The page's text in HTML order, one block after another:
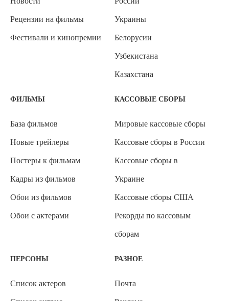
Рецензии на фильмы
Фестивали и кинопремии
Украины
Белорусии
Узбекистана
Казахстана
ФИЛЬМЫ
База фильмов
Новые трейлеры
Постеры к фильмам
Кадры из фильмов
Обои из фильмов
Обои с актерами
КАССОВЫЕ СБОРЫ
Мировые кассовые сборы
Кассовые сборы в России
Кассовые сборы в
Украине
Кассовые сборы США
Рекорды по кассовым
сборам
ПЕРСОНЫ
Список актеров
РАЗНОЕ
Почта